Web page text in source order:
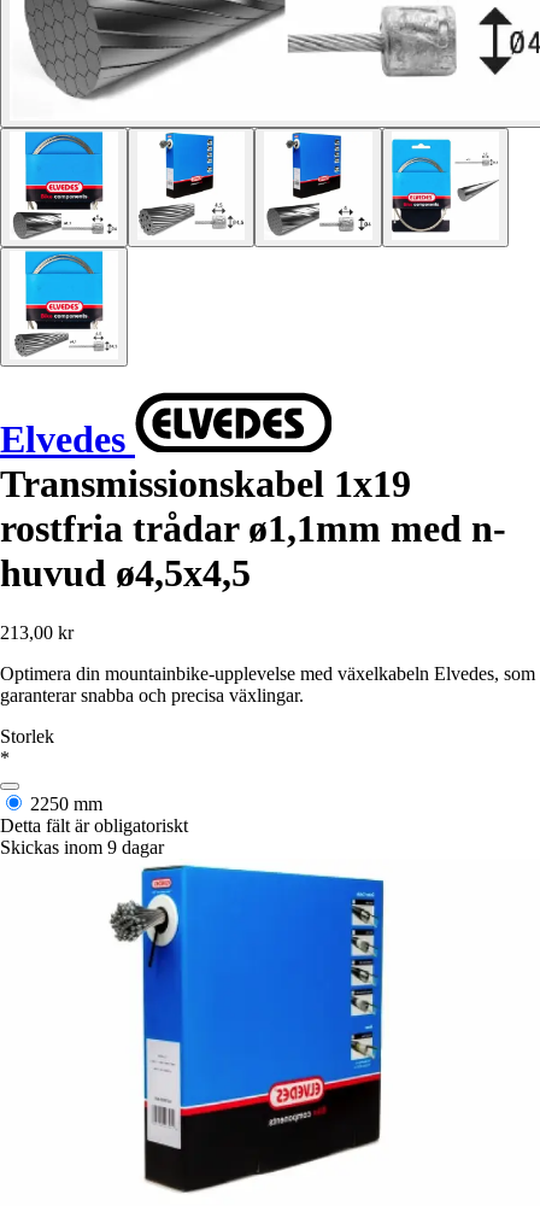
Elvedes
Transmissionskabel 1x19
rostfria trådar ø1,1mm med n-
huvud ø4,5x4,5
213,00 kr
Optimera din mountainbike-upplevelse med växelkabeln Elvedes, som
garanterar snabba och precisa växlingar.
Storlek
*
2250 mm
Detta fält är obligatoriskt
Skickas inom 9 dagar